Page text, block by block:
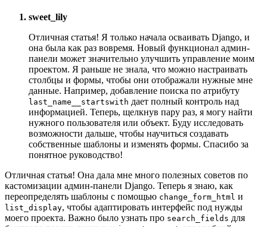
sweet_lily
Отличная статья! Я только начала осваивать Django, и
она была как раз вовремя. Новый функционал админ-
панели может значительно улучшить управление моим
проектом. Я раньше не знала, что можно настраивать
столбцы и формы, чтобы они отображали нужные мне
данные. Например, добавление поиска по атрибуту
last_name__startswith дает полный контроль над
информацией. Теперь, щелкнув пару раз, я могу найти
нужного пользователя или объект. Буду исследовать
возможности дальше, чтобы научиться создавать
собственные шаблоны и изменять формы. Спасибо за
понятное руководство!
Отличная статья! Она дала мне много полезных советов по
кастомизации админ-панели Django. Теперь я знаю, как
переопределять шаблоны с помощью change_form_html и
list_display, чтобы адаптировать интерфейс под нужды
моего проекта. Важно было узнать про search_fields для